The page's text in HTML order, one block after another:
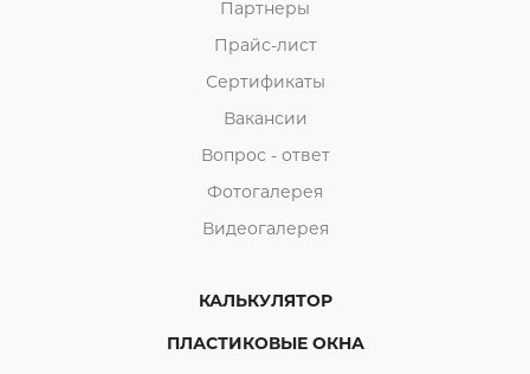
Партнеры
Прайс-лист
Сертификаты
Вакансии
Вопрос - ответ
Фотогалерея
Видеогалерея
КАЛЬКУЛЯТОР
ПЛАСТИКОВЫЕ ОКНА